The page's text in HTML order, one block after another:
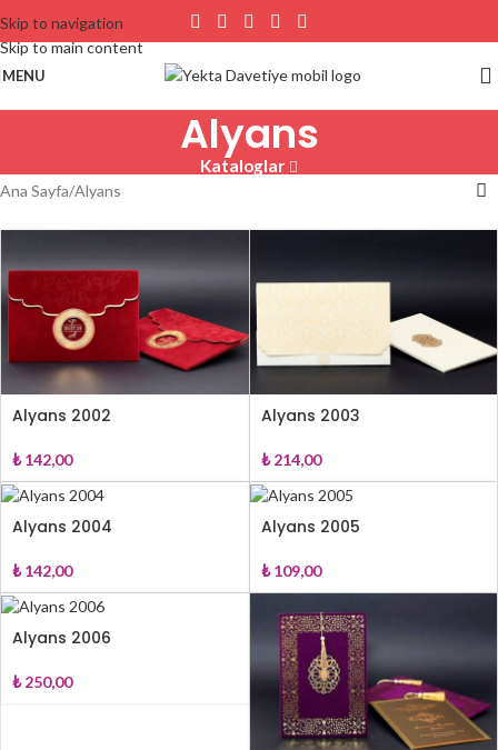
Skip to navigation
Skip to main content
MENU
Alyans
Kataloglar
Ana Sayfa Alyans
Alyans 2002
₺142,00
Alyans 2003
₺214,00
Alyans 2004
₺142,00
Alyans 2005
₺109,00
Alyans 2006
₺250,00